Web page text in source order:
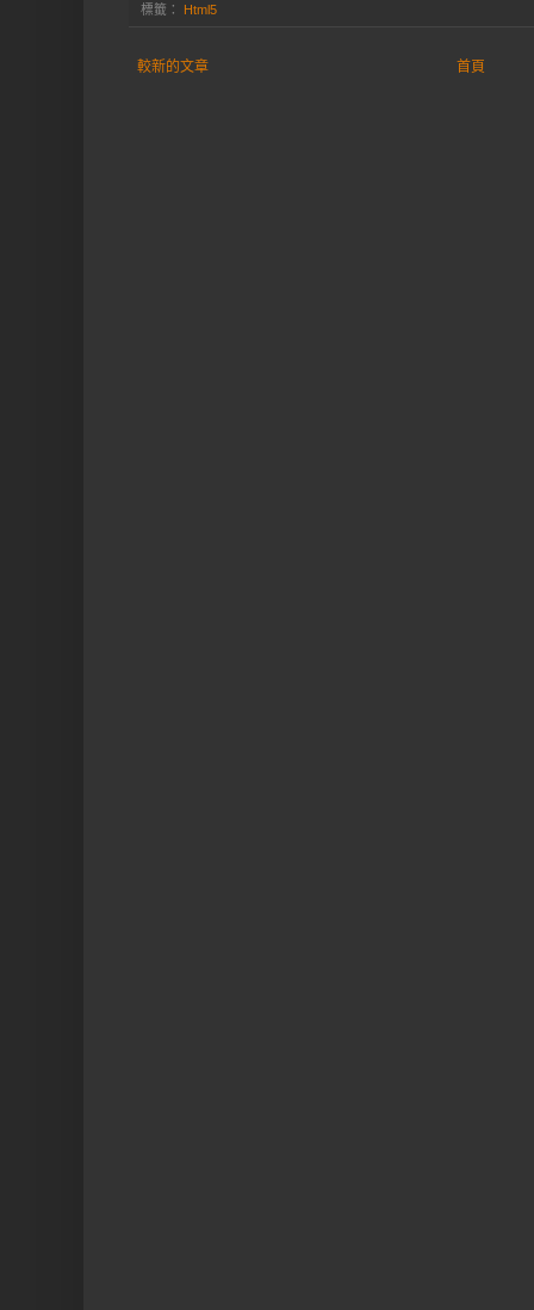
標籤： Html5
較新的文章 首頁